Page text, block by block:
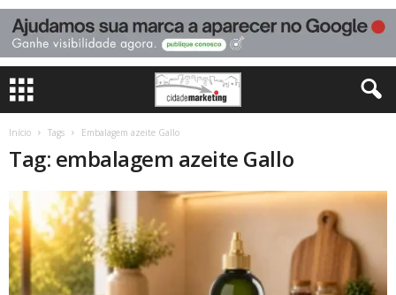
Início Tags Embalagem azeite Gallo
Tag: embalagem azeite Gallo